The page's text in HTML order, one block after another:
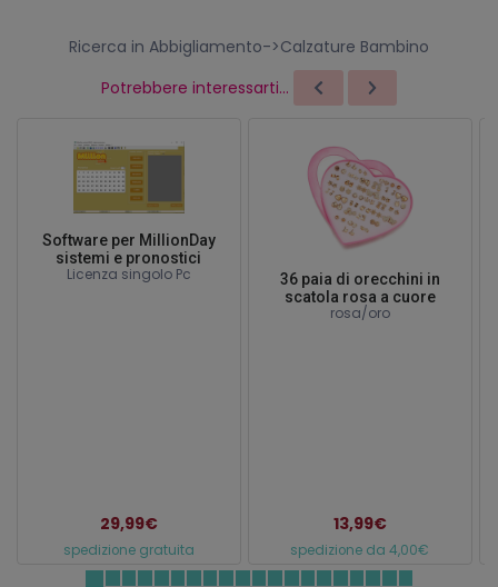
Ricerca in Abbigliamento->Calzature Bambino
Potrebbere interessarti...
Software per MillionDay
sistemi e pronostici
Licenza singolo Pc
29,99€
spedizione gratuita
36 paia di orecchini in
scatola rosa a cuore
rosa/oro
13,99€
spedizione da 4,00€